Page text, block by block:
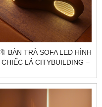
🔖 BÀN TRÀ SOFA LED HÌNH
CHIẾC LÁ CITYBUILDING –
SANG TRỌNG